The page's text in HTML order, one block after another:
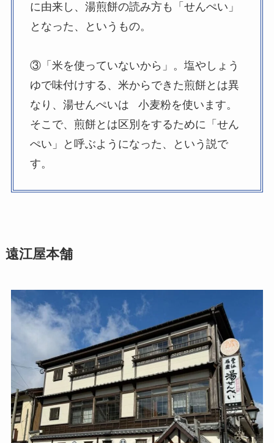
に由来し、湯煎餅の読み方も「せんぺい」
となった、というもの。
③「米を使っていないから」。塩やしょう
ゆで味付けする、米からできた煎餅とは異
なり、湯せんぺいは 小麦粉を使います。
そこで、煎餅とは区別をするために「せん
ぺい」と呼ぶようになった、という説で
す。
遠江屋本舗